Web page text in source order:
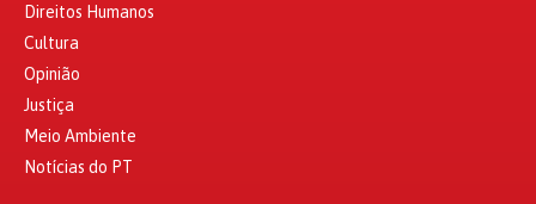
Direitos Humanos
Cultura
Opinião
Justiça
Meio Ambiente
Notícias do PT